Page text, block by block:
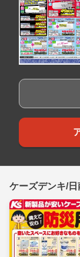
ケーズデンキ/